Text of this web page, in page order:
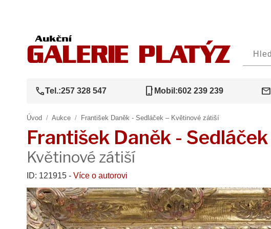
callTel.:257 328 547 phone_iphone Mobil:602 239 239 mail
Úvod / Aukce / František Daněk - Sedláček – Květinové zátiší
František Daněk - Sedláček
Květinové zátiší
ID: 121915 - Více o autorovi